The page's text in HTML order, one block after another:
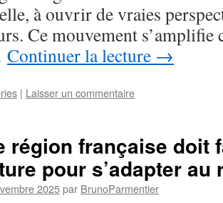
à ouvrir de vraies
Ce mouvement s’amplifie
Continuer la lecture →
| Laisser un commentaire
région française doit
pour s’adapter au
2025par BrunoParmentier